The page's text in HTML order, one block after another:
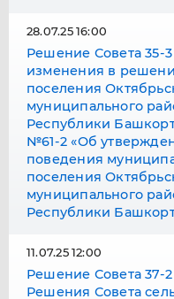
Решение Совета 35-
изменения в
поселения
муниципального
Республики
№61-2 «Об
поведения
поселения
муниципального
Республики
28.07.25 16:00
Решение Совета 37-
Решения Совета
11.07.25 12:00